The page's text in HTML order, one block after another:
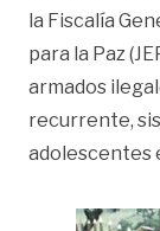
la Fiscalía
para la Paz
armados
recurrente,
adolescentes